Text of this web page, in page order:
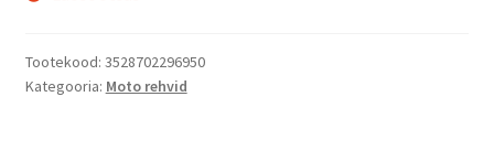
Tootekood: 3528702296950
Kategooria: Moto rehvid